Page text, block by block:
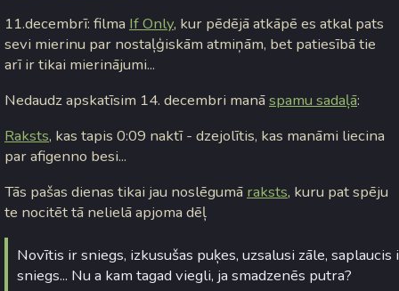
11.decembrī: filma If Only, kur pēdējā atkāpē es atkal pats
sevi mierinu par nostaļģiskām atmiņām, bet patiesībā tie
arī ir tikai mierinājumi...
Nedaudz apskatīsim 14. decembri manāspamu sadaļā:
Raksts, kas tapis 0:09 naktī - dzejolītis, kas manāmi liecina
par afigenno besi...
Tās pašas dienas tikai jau noslēgumā raksts, kuru pat spēju
te nocitēt tā nelielā apjoma dēļ
Novītis ir sniegs, izkusušas puķes, uzsalusi zāle, saplaucis
sniegs... Nu a kam tagad viegli, ja smadzenēs putra?